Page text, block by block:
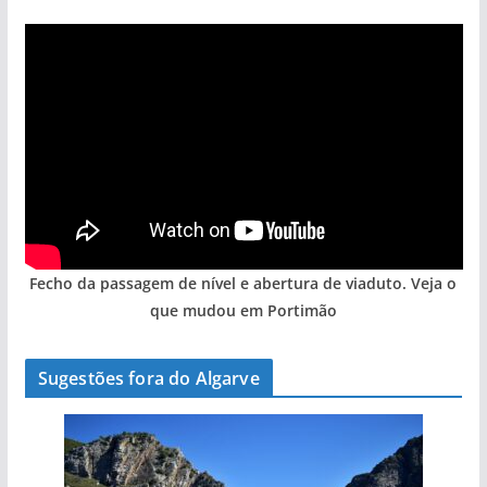
Fecho da passagem de nível e abertura de viaduto. Veja o
que mudou em Portimão
Sugestões fora do Algarve